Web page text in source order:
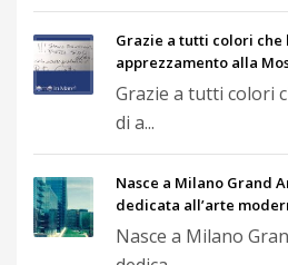
Grazie a tutti colori
apprezzamento alla
Grazie a tutti colori
di a...
Nasce a Milano Grand
dedicata all’arte
Nasce a Milano